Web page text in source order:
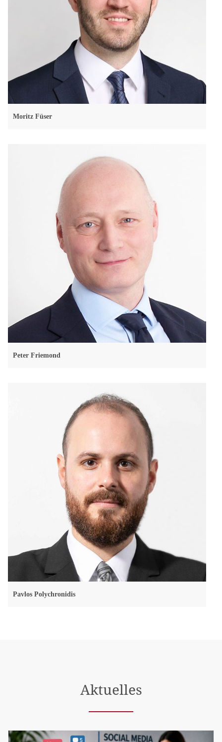
Moritz Füser
Peter Friemond
Pavlos Polychronidis
Aktuelles